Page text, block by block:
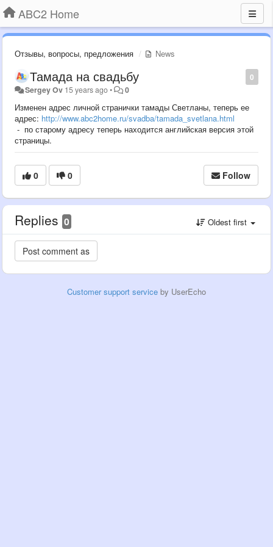
ABC2 Home
Отзывы, вопросы, предложения News
0
Тамада на свадьбу
Sergey Ov 15 years ago• 0
Изменен адрес личной странички тамады Светланы, теперь ее
адрес: http://www.abc2home.ru/svadba/tamada_svetlana.html
- по старому адресу теперь находится английская версия этой
страницы.
0 0 Follow
Replies 0 Oldest first
Customer support service by UserEcho